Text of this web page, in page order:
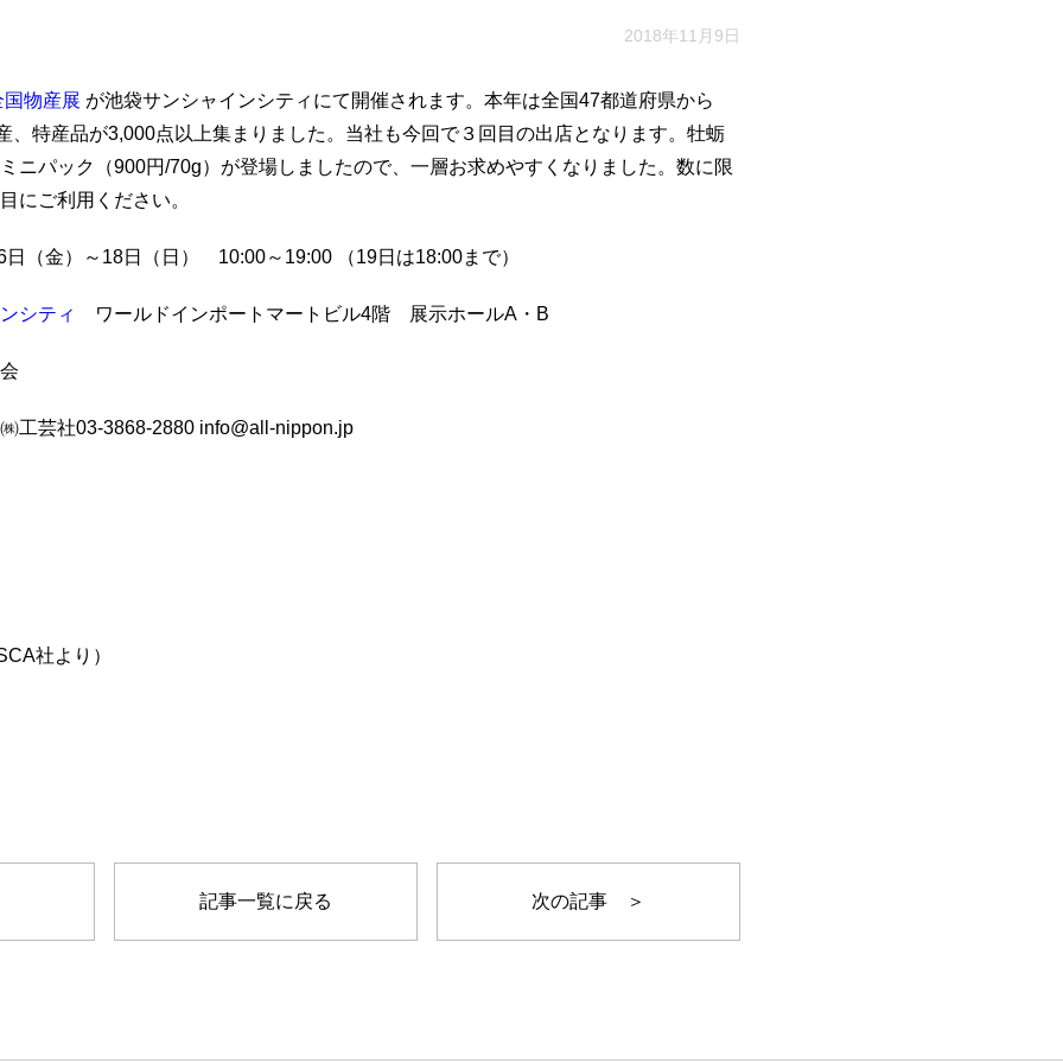
2018年11月9日
物産展 が池袋サンシャインシティにて開催されます。本年は全国47都道府県から
、特産品が3,000点以上集まりました。当社も今回で３回目の出店となります。牡蛎
ニパック（900円/70g）が登場しましたので、一層お求めやすくなりました。数に限
にご利用ください。
（金）～18日（日） 10:00～19:00 （19日は18:00まで）
シティ ワールドインポートマートビル4階 展示ホールA・B
芸社03-3868-2880 info@all-nippon.jp
社より）
記事一覧に戻る 次の記事 ＞